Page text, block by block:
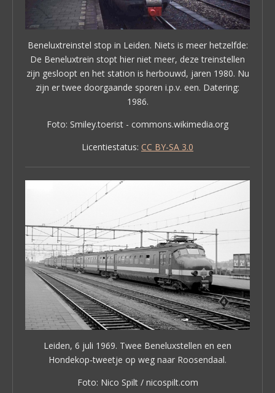
Beneluxtreinstel stop in Leiden. Niets is meer hetzelfde:
De Beneluxtrein stopt hier niet meer, deze treinstellen
zijn gesloopt en het station is herbouwd, jaren 1980. Nu
zijn er twee doorgaande sporen i.p.v. een. Datering:
1986.
Foto: Smiley.toerist - commons.wikimedia.org
Licentiestatus: CC BY-SA 3.0
Leiden, 6 juli 1969. Twee Beneluxstellen en een
Hondekop-tweetje op weg naar Roosendaal.
Foto: Nico Spilt / nicospilt.com